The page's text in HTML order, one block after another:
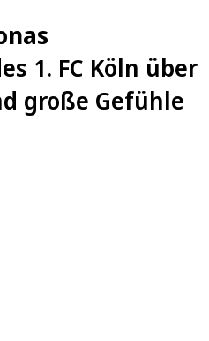
1. FC Köln über
große Gefühle